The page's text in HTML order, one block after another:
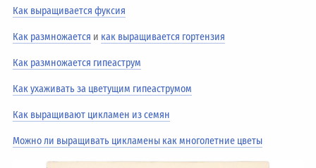
Как выращивается фуксия
Как размножается и как выращивается гортензия
Как размножается гипеаструм
Как ухаживать за цветущим гипеаструмом
Как выращивают цикламен из семян
Можно ли выращивать цикламены как многолетние цветы